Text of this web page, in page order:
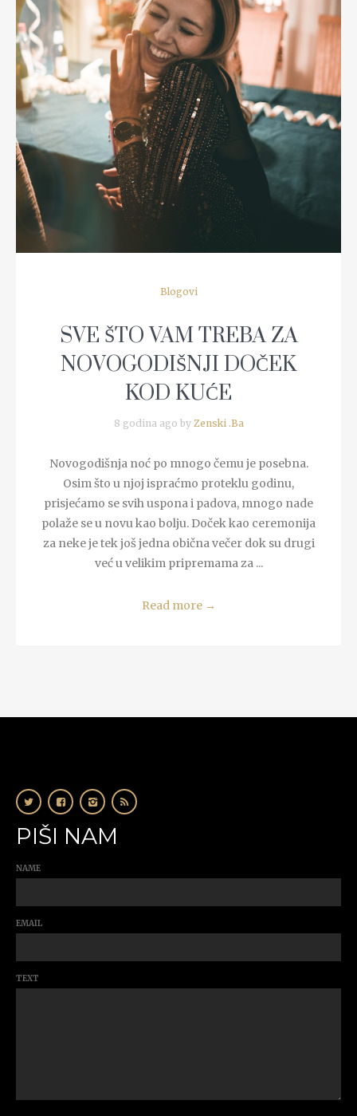
READ MORE
Blogovi
SVE ŠTO VAM TREBA ZA
NOVOGODIŠNJI DOČEK
KOD KUĆE
8 godina ago by Zenski .Ba
Novogodišnja noć po mnogo čemu je posebna.
Osim što u njoj ispraćmo proteklu godinu,
prisjećamo se svih uspona i padova, mnogo nade
polaže se u novu kao bolju. Doček kao ceremonija
za neke je tek još jedna obična večer dok su drugi
već u velikim pripremama za ...
Read more →
PIŠI NAM
NAME
EMAIL
TEXT